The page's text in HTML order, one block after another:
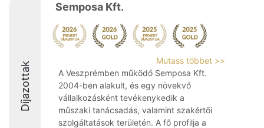
Díjazottak
Semposa Kft.
Mutass többet >>
A Veszprémben működő Semposa Kft.
2004-ben alakult, és egy növekvő
vállalkozásként tevékenykedik a
műszaki tanácsadás, valamint szakértői
szolgáltatások területén. A fő profilja a